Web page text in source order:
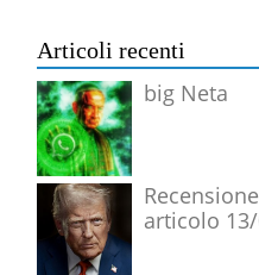
Articoli recenti
big Neta
Recensione
articolo